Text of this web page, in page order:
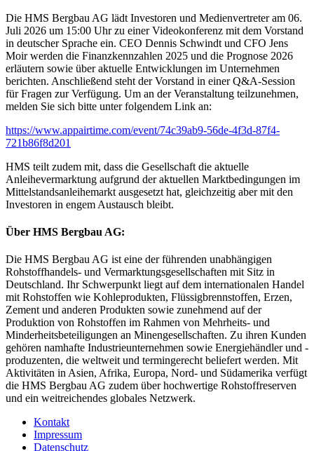
Die HMS Bergbau AG lädt Investoren und Medienvertreter am 06.
Juli 2026 um 15:00 Uhr zu einer Videokonferenz mit dem Vorstand
in deutscher Sprache ein. CEO Dennis Schwindt und CFO Jens
Moir werden die Finanzkennzahlen 2025 und die Prognose 2026
erläutern sowie über aktuelle Entwicklungen im Unternehmen
berichten. Anschließend steht der Vorstand in einer Q&A-Session
für Fragen zur Verfügung. Um an der Veranstaltung teilzunehmen,
melden Sie sich bitte unter folgendem Link an:
https://www.appairtime.com/event/74c39ab9-56de-4f3d-87f4-
721b86f8d201
HMS teilt zudem mit, dass die Gesellschaft die aktuelle
Anleihevermarktung aufgrund der aktuellen Marktbedingungen im
Mittelstandsanleihemarkt ausgesetzt hat, gleichzeitig aber mit den
Investoren in engem Austausch bleibt.
Über HMS Bergbau AG:
Die HMS Bergbau AG ist eine der führenden unabhängigen
Rohstoffhandels- und Vermarktungsgesellschaften mit Sitz in
Deutschland. Ihr Schwerpunkt liegt auf dem internationalen Handel
mit Rohstoffen wie Kohleprodukten, Flüssigbrennstoffen, Erzen,
Zement und anderen Produkten sowie zunehmend auf der
Produktion von Rohstoffen im Rahmen von Mehrheits- und
Minderheitsbeteiligungen an Minengesellschaften. Zu ihren Kunden
gehören namhafte Industrieunternehmen sowie Energiehändler und -
produzenten, die weltweit und termingerecht beliefert werden. Mit
Aktivitäten in Asien, Afrika, Europa, Nord- und Südamerika verfügt
die HMS Bergbau AG zudem über hochwertige Rohstoffreserven
und ein weitreichendes globales Netzwerk.
Kontakt
Impressum
Datenschutz